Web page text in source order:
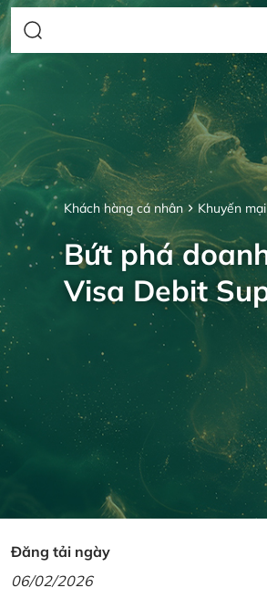
Khách hàng cá nhân Khuyến mại
Bứt phá
Visa Debit
Đăng tải ngày
06/02/2026